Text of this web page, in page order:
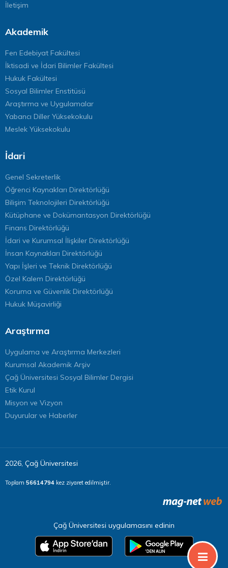
İletişim
Akademik
Fen Edebiyat Fakültesi
İktisadi ve İdari Bilimler Fakültesi
Hukuk Fakültesi
Sosyal Bilimler Enstitüsü
Araştırma ve Uygulamalar
Yabancı Diller Yüksekokulu
Meslek Yüksekokulu
İdari
Genel Sekreterlik
Öğrenci Kaynakları Direktörlüğü
Bilişim Teknolojileri Direktörlüğü
Kütüphane ve Dokümantasyon Direktörlüğü
Finans Direktörlüğü
İdari ve Kurumsal İlişkiler Direktörlüğü
İnsan Kaynakları Direktörlüğü
Yapı İşleri ve Teknik Direktörlüğü
Özel Kalem Direktörlüğü
Koruma ve Güvenlik Direktörlüğü
Hukuk Müşavirliği
Araştırma
Uygulama ve Araştırma Merkezleri
Kurumsal Akademik Arşiv
Çağ Üniversitesi Sosyal Bilimler Dergisi
Etik Kurul
Misyon ve Vizyon
Duyurular ve Haberler
2026, Çağ Üniversitesi
Toplam 56614794 kez ziyaret edilmiştir.
Çağ Üniversitesi uygulamasını edinin